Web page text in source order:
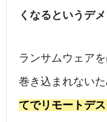
くなるというデ
ランサムウェア
巻き込まれないた
てでリモートデ